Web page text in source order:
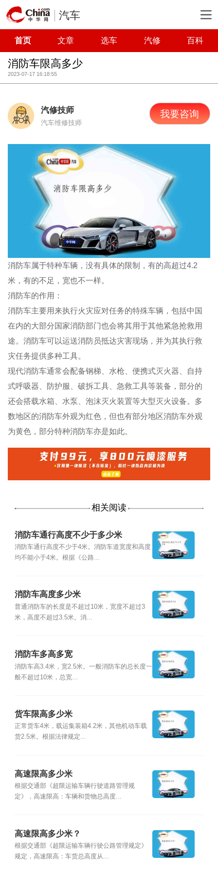
汽车
首页 文章 选车 汽修 百科
消防车限高多少
2023-07-17 16:18:55
汽修技师
汽车维修技师
我要咨询
消防车属于特种车辆，没有具体的限制，有的高超过4.2
米，有的不足，宽也不一样。
消防车的作用：
消防车主要用来执行火灾应对任务的特殊车辆，包括中国
在内的大部分国家消防部门也会将其用于其他紧急抢救用
途。消防车可以运送消防员抵达灾害现场，并为其执行救
灾任务提供多种工具。
现代消防车通常会配备钢梯、水枪、便携式灭火器、自持
式呼吸器、防护服、破拆工具、急救工具等装备，部分的
还会搭载水箱、水泵、泡沫灭火装置等大型灭火设备。多
数地区的消防车外观为红色，但也有部分地区消防车外观
为黄色，部分特种消防车亦是如此。
相关阅读
消防车通行高度不少于多少米
消防车通行高度不少于4米。消防车道宽度和高度
均不能小于4米。根据《公路...
消防车高度多少米
普通消防车的长度是不超过10米，宽度不超过3
米，高度不超过3.5米。消...
消防车多高多宽
消防车高3.4米，宽2.5米。一般消防车的总长度一
般不超过10米，总宽...
货车限高多少米
正常货车4米，载运集装箱4.2米，其他机动车载
货2.5米。根据法律规定...
高速限高多少米
根据交通部《超限运输车辆行驶道路管理规
定》，高速限高：车辆和货物总高度...
高速限高多少米？
根据交通部《超限运输车辆行驶公路管理规定》
规定，高速限高：车货总高度从...